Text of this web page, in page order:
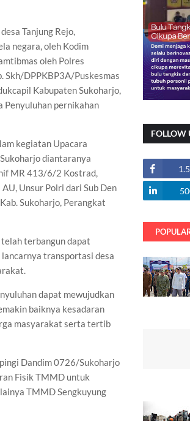
Tanjung Rejo,
negara, oleh Kodim
oleh Polres
Skh/DPPKBP3A/Puskesmas
Kabupaten Sukoharjo,
Penyuluhan pernikahan
kegiatan Upacara
diantaranya
MR 413/6/2 Kostrad,
Unsur Polri dari Sub Den
Sukoharjo, Perangkat
terbangun dapat
transportasi desa
dapat mewujudkan
baiknya kesadaran
masyarakat serta tertib
Dandim 0726/Sukoharjo
Fisik TMMD untuk
TMMD Sengkuyung
FOLLOW